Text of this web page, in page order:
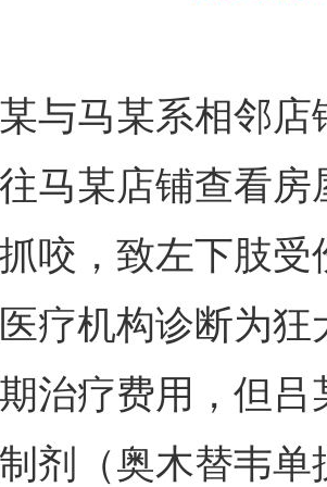
马某系相邻店
马某店铺查看
咬，致左下肢
疗机构诊断为
治疗费用，但
剂（奥木替韦